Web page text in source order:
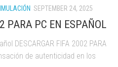
SEPTEMBER 24, 2025
PARA PC EN ESPAÑOL
DESCARGAR FIFA 2002 PARA
de autenticidad en los